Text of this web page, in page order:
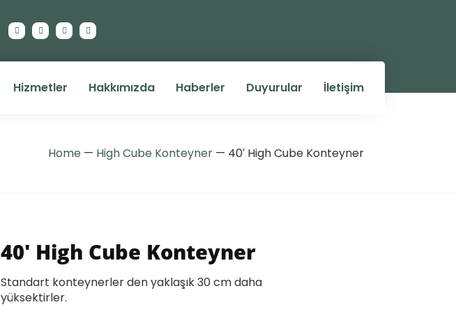
Hizmetler Hakkımızda Haberler Duyurular İletişim
Home — High Cube Konteyner — 40′ High Cube Konteyner
40′ High Cube Konteyner
Standart konteynerler den yaklaşık 30 cm daha
yüksektirler.